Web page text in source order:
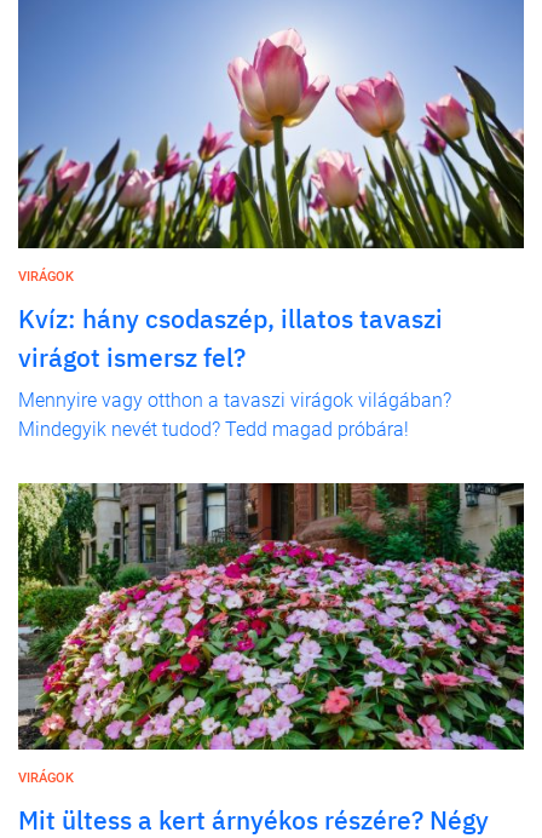
VIRÁGOK
Kvíz: hány csodaszép, illatos tavaszi
virágot ismersz fel?
Mennyire vagy otthon a tavaszi virágok világában?
Mindegyik nevét tudod? Tedd magad próbára!
VIRÁGOK
Mit ültess a kert árnyékos részére? Négy